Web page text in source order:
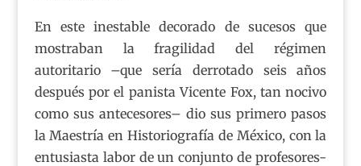
En este inestable decorado de sucesos que
mostraban la fragilidad del régimen
autoritario –que sería derrotado seis años
después por el panista Vicente Fox, tan nocivo
como sus antecesores– dio sus primero pasos
la Maestría en Historiografía de México, con la
entusiasta labor de un conjunto de profesores-